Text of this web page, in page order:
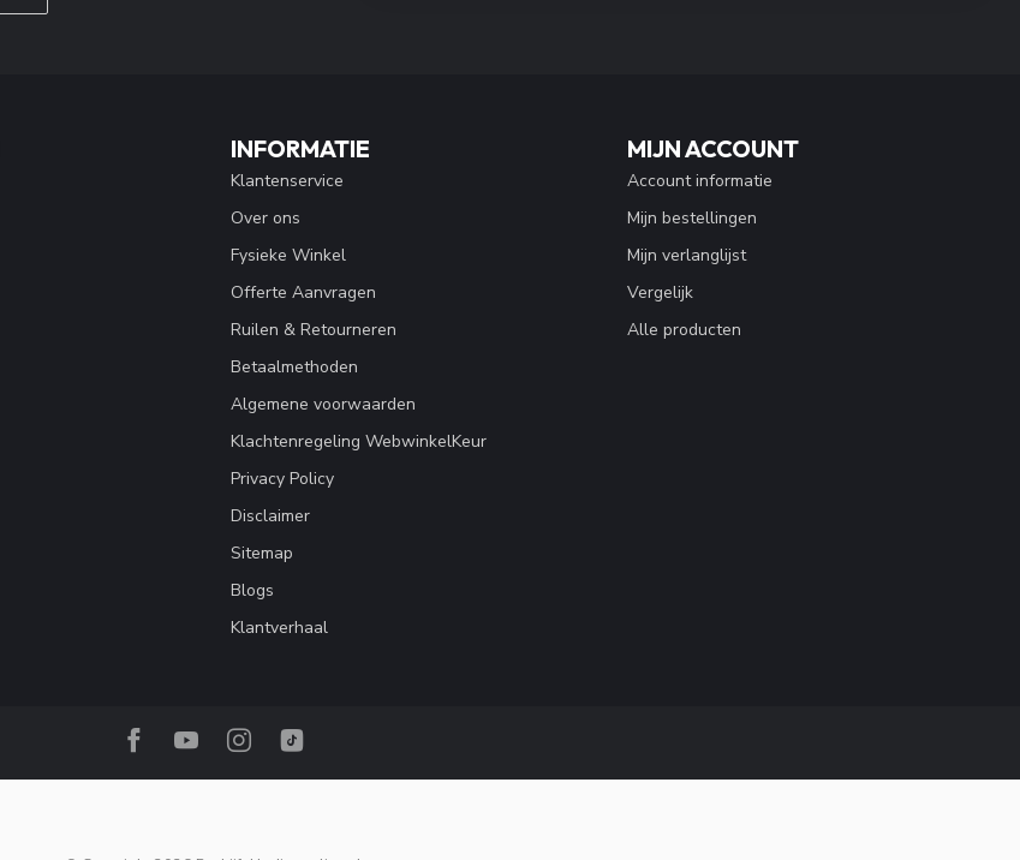
INFORMATIE
Klantenservice
Over ons
Fysieke Winkel
Offerte Aanvragen
Ruilen & Retourneren
Betaalmethoden
Algemene voorwaarden
Klachtenregeling WebwinkelKeur
Privacy Policy
Disclaimer
Sitemap
Blogs
Klantverhaal
MIJN ACCOUNT
Account informatie
Mijn bestellingen
Mijn verlanglijst
Vergelijk
Alle producten